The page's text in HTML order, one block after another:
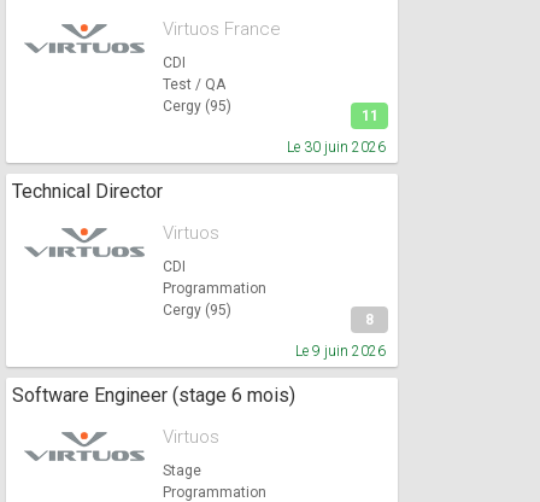
CDI
Virtuos France
Test / QA
Cergy (95)
Le 30 juin 2026
11
CDI
Technical Director
Virtuos
Programmation
Cergy (95)
Le 9 juin 2026
8
Stage
Software Engineer (stage 6 mois)
Virtuos
Programmation